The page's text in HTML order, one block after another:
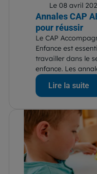
Le 08 avril
Annales CAP
pour réussir
Le CAP
Enfance est
travailler dans le
enfance. Les
Lire la suite